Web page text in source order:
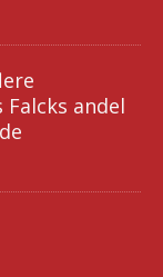
andel